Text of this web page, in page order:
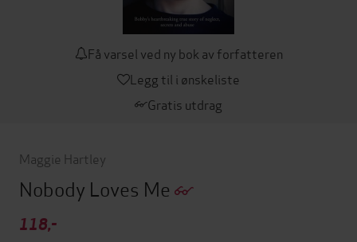
Få varsel ved ny bok av forfatteren
Legg til i ønskeliste
Gratis utdrag
Maggie Hartley
Nobody Loves Me
118,-